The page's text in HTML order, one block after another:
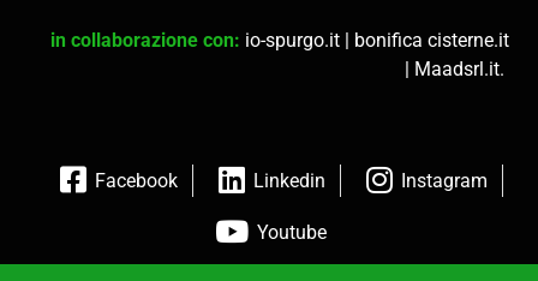
in collaborazione con: io-spurgo.it | bonifica cisterne.it
| Maadsrl.it.
Facebook Linkedin Instagram
Youtube